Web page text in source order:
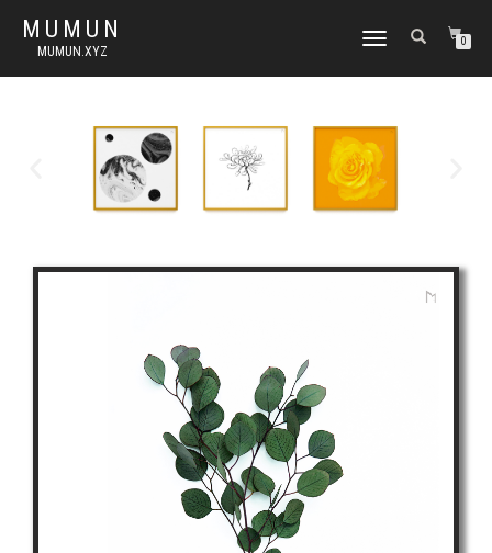
MUMUN
MUMUN.XYZ
토
내
게
이
션
0